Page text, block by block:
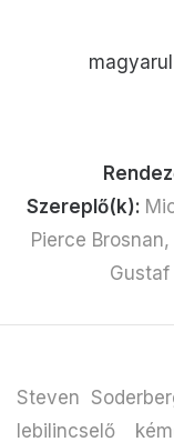
Szereplő(k):
Pierce
Steven
lebilincselő